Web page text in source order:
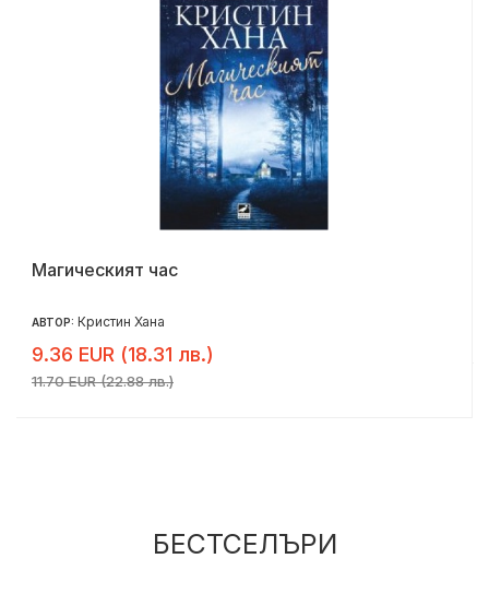
Магическият час
АВТОР: Кристин Хана
9.36 EUR (18.31 лв.)
11.70 EUR (22.88 лв.)
БЕСТСЕЛЪРИ